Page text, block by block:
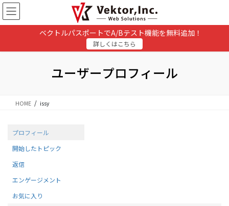
コ
ン
テ
ナ
ビ
ゲ
ベクトルパスポートでA/Bテスト機能を無料追加！
詳しくはこちら
ユーザープロフィール
HOME issy
プロフィール
開始したトピック
返信
エンゲージメント
お気に入り